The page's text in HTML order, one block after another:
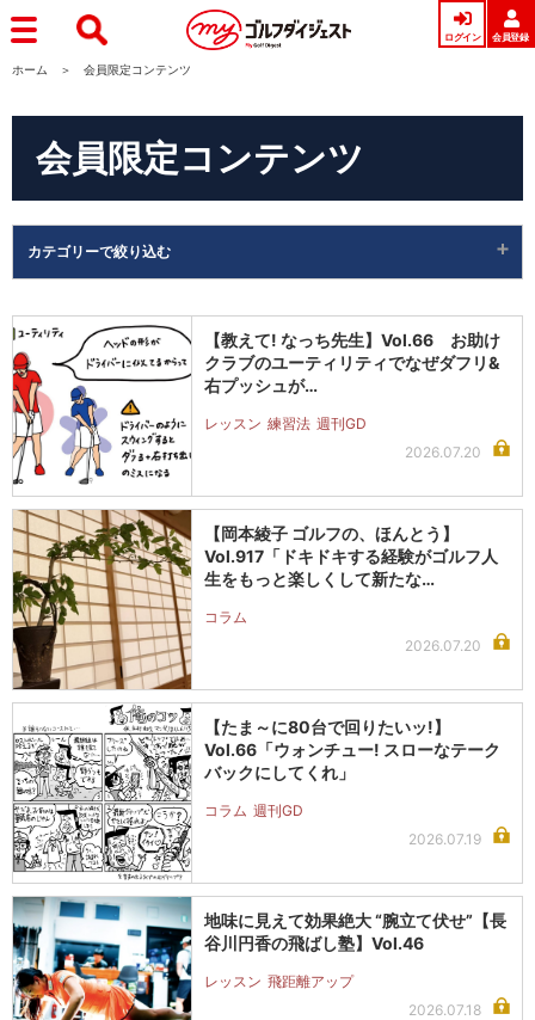
ログイン 会員登録
ホーム 会員限定コンテンツ
会員限定コンテンツ
カテゴリーで絞り込む
レッスン
ギア
【教えて! なっち先生】Vol.66 お助け
クラブのユーティリティでなぜダフリ&
右プッシュが…
レッスン 練習法 週刊GD
2026.07.20
【岡本綾子 ゴルフの、ほんとう】
Vol.917「ドキドキする経験がゴルフ人
生をもっと楽しくして新たな…
コラム
2026.07.20
【たま～に80台で回りたいッ!】
Vol.66「ウォンチュー! スローなテーク
バックにしてくれ」
コラム 週刊GD
2026.07.19
地味に見えて効果絶大 “腕立て伏せ”【長
谷川円香の飛ばし塾】Vol.46
レッスン 飛距離アップ
2026.07.18